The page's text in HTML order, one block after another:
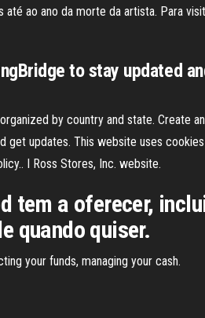
ao ano da morte da artista. Para
to stay updated
by country and state. Create
get updates. This website uses
I Ross Stores, Inc. website.
tem a oferecer,
quando quiser.
your funds, managing your cash.